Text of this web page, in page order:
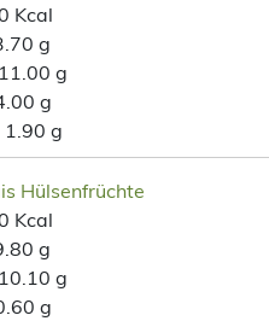
Kcal
g
11.00 g
g
1.90 g
Hülsenfrüchte
Kcal
g
10.10 g
g